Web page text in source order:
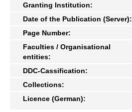
Granting Institution:
Date of the Publication (Server):
Page Number:
Faculties / Organisational
entities:
DDC-Cassification:
Collections:
Licence (German):